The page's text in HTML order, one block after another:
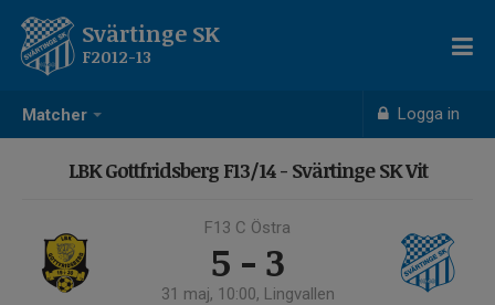
Matcher Logga in
Svärtinge SK
F2012-13
LBK Gottfridsberg F13/14 - Svärtinge SK Vit
F13 C Östra
5 - 3
31 maj, 10:00, Lingvallen